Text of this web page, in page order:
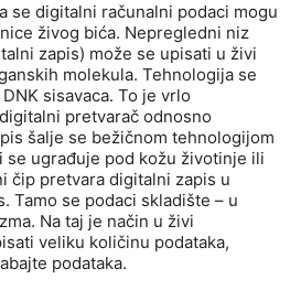
se digitalni računalni podaci mogu
živog bića. Nepregledni niz
zapis) može se upisati u živi
molekula. Tehnologija se
sisavaca. To je vrlo
pretvarač odnosno
šalje se bežičnom tehnologijom
se ugrađuje pod kožu životinje ili
čip pretvara digitalni zapis u
Tamo se podaci skladište – u
Na taj je način u živi
veliku količinu podataka,
podataka.